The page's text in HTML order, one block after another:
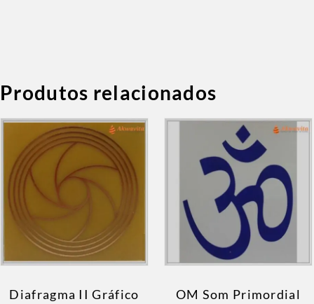
Produtos relacionados
Diafragma II Gráfico
OM Som Primordial